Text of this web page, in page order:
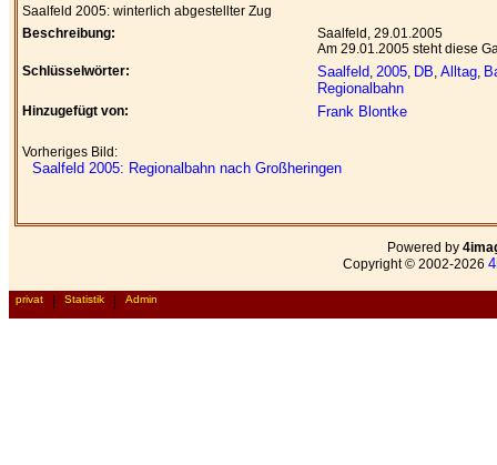
Saalfeld 2005: winterlich abgestellter Zug
Beschreibung:
Saalfeld, 29.01.2005
Am 29.01.2005 steht diese
Schlüsselwörter:
Saalfeld, 2005, DB, Alltag,
Regionalbahn
Hinzugefügt von: Frank Blontke
Vorheriges Bild:
Saalfeld 2005: Regionalbahn nach Großheringen
Powered by
Copyright © 2002-2026
privat Statistik Admin